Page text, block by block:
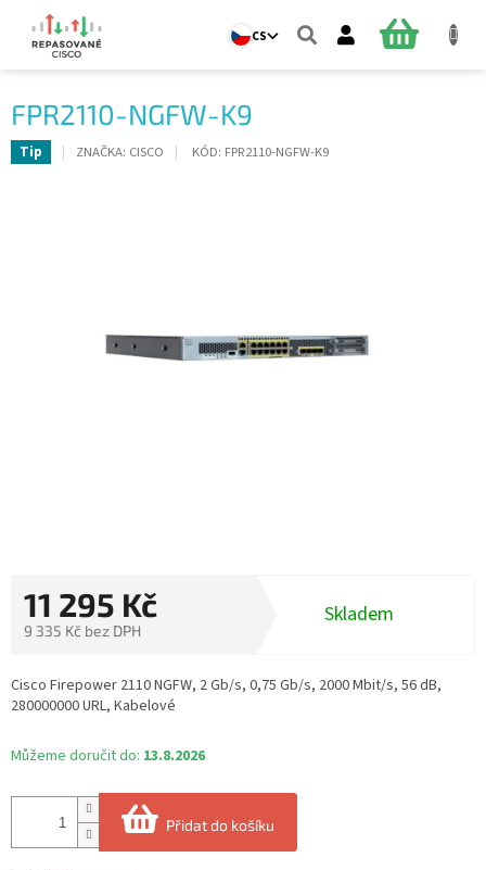
obsah
CS
NÁKUPNÍ
FPR2110-NGFW-K9
Tip ZNAČKA: CISCO KÓD: FPR2110-NGFW-K9
11 295 Kč
9 335 Kč bez DPH
cena:
Skladem
Můžeme doručit do: 13.8.2026
Přidat do košíku
Cisco Firepower 2110 NGFW, 2 Gb/s, 0,75 Gb/s, 2000 Mbit/s, 56 dB,
280000000 URL, Kabelové